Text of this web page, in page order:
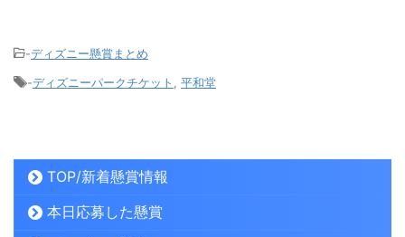
-ディズニー懸賞まとめ
-ディズニーパークチケット 平和堂
TOP/新着懸賞情報
本日応募した懸賞